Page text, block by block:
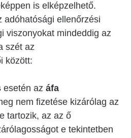
is elképzelhető.
adóhatósági ellenőrzési
viszonyokat mindeddig az
szét az
között:
esetén az áfa
nem fizetése kizárólag az
tartozik, az az ő
e tekintetben